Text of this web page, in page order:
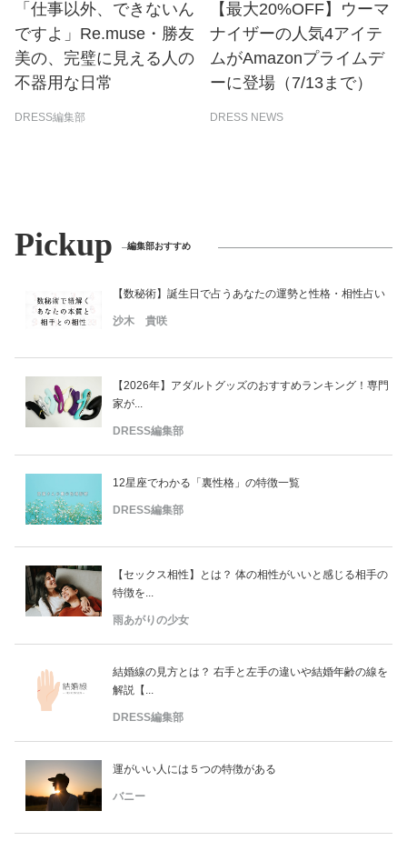
「仕事以外、できないん
ですよ」Re.muse・勝友
美の、完璧に見える人の
不器用な日常
DRESS編集部
【最大20%OFF】ウーマ
ナイザーの人気4アイテ
ムがAmazonプライムデ
ーに登場（7/13まで）
DRESS NEWS
Pickup 編集部おすすめ
【数秘術】誕生日で占うあなたの運勢と性格・相性占い
沙木 貴咲
【2026年】アダルトグッズのおすすめランキング！専門
家が...
DRESS編集部
12星座でわかる「裏性格」の特徴一覧
DRESS編集部
【セックス相性】とは？ 体の相性がいいと感じる相手の
特徴を...
雨あがりの少女
結婚線の見方とは？ 右手と左手の違いや結婚年齢の線を
解説【...
DRESS編集部
運がいい人には５つの特徴がある
バニー